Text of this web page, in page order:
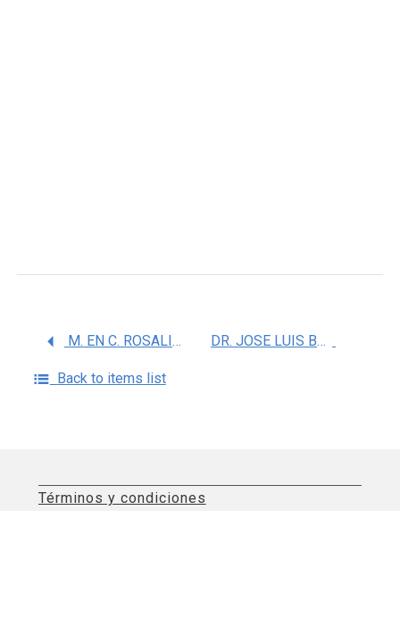
M. EN C. ROSALINDA DIAZ PEREZ DR. JOSE LUIS BALDERAS LOPEZ
Back to items list
Términos y condiciones